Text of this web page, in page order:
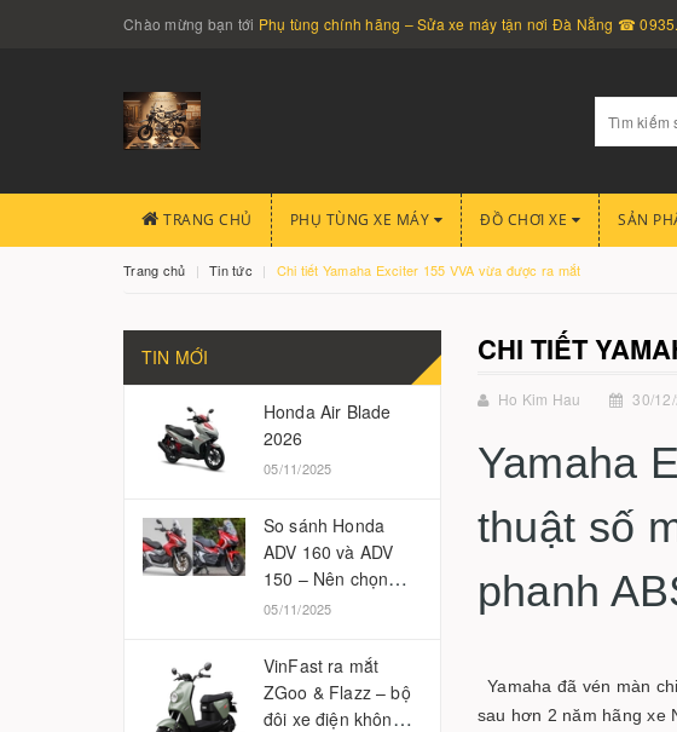
Chào mừng bạn tới Phụ tùng chính hãng – Sửa xe máy tận nơi Đà Nẵng ☎
TRANG CHỦ PHỤ TÙNG XE MÁY ĐỒ CHƠI XE SẢN
Trang chủ Tin tức Chi tiết Yamaha Exciter 155 VVA vừa được ra mắt
CHI TIẾT
Ho Kim Hau 30/
Yamaha
thuật số
phanh
Yamaha đã vén màn
sau hơn 2 năm hãng xe
TIN MỚI
Honda Air Blade
2026
05/11/2025
So sánh Honda
ADV 160 và ADV
150 – Nên chọn
phiên bản nào
05/11/2025
VinFast ra mắt
ZGoo & Flazz – bộ
đôi xe điện không